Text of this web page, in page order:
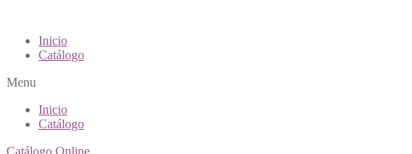
Inicio
Catálogo
Menu
Inicio
Catálogo
Catálogo Online